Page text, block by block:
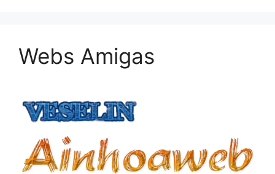
Webs Amigas